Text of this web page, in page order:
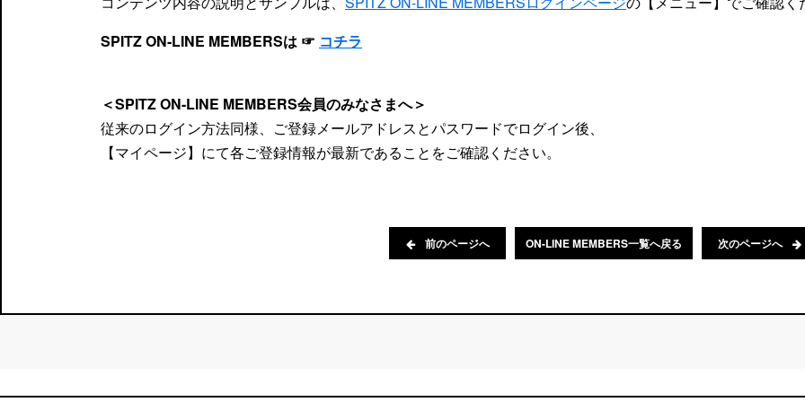
SPITZ ON-LINE MEMBERSは ☞ コチラ
＜SPITZ ON-LINE MEMBERS会員のみなさまへ＞
従来のログイン方法同様、ご登録メールアドレスとパスワードでログイン後、
【マイページ】にて各ご登録情報が最新であることをご確認ください。
前のページへ ON-LINE MEMBERS一覧へ戻る 次のページへ